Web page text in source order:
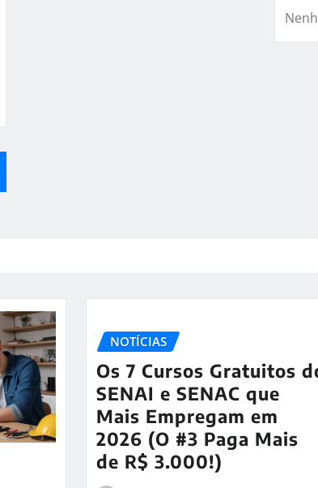
NOTÍCIAS
Os 7 Cursos Gratuitos
SENAI e SENAC que
Mais Empregam em
2026 (O #3 Paga Mais
de R$ 3.000!)